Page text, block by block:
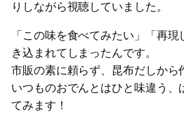
りしながら視聴していました。
「この味を食べてみたい」「再
き込まれてしまったんです。
市販の素に頼らず、昆布だしから
いつものおでんとはひと味違う、
てみます！